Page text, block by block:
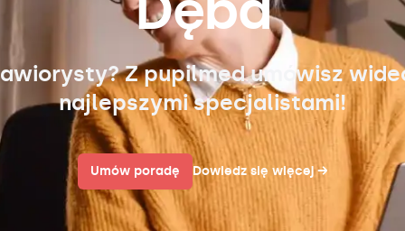
Z pupilmed umówisz
najlepszymi specjalistami!
Umów poradę Dowiedz się więcej→